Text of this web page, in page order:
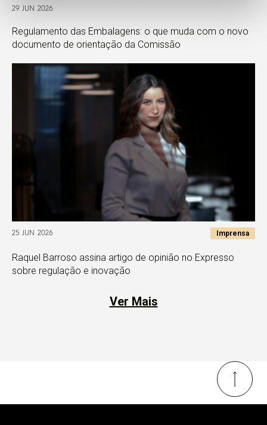
29 JUN 2026
Regulamento das Embalagens: o que muda com o novo
documento de orientação da Comissão
25 JUN 2026 Imprensa
Raquel Barroso assina artigo de opinião no Expresso
sobre regulação e inovação
Ver Mais